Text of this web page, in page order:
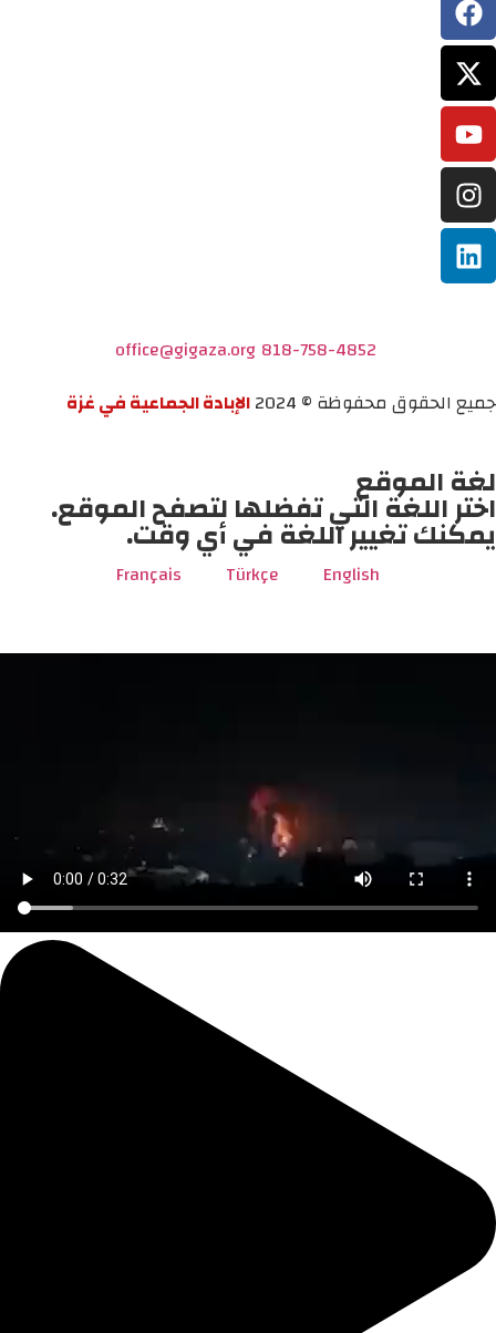
818-758-4852
office@gigaza.org
جميع الحقوق محفوظة © 2024
الإبادة الجماعية في غزة
لغة الموقع
اختر اللغة التي تفضلها لتصفح الموقع.
يمكنك تغيير اللغة في أي وقت.
English
Türkçe
Français